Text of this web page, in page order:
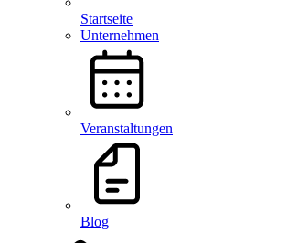
Startseite
Unternehmen
Veranstaltungen
Blog